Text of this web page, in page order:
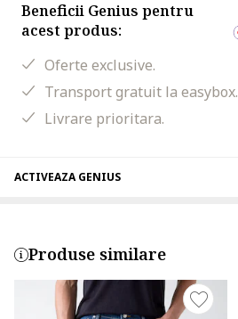
Beneficii Genius pentru
acest produs:
Oferte exclusive.
Transport gratuit la easybox.
Livrare prioritara.
ACTIVEAZA GENIUS
Produse similare